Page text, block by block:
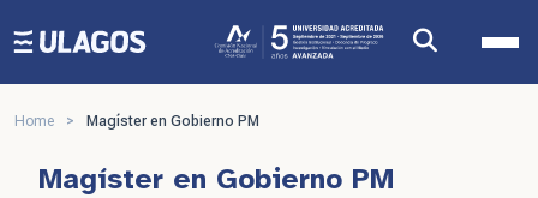
Ulagos Template
Home > Magíster en Gobierno PM
Magíster en Gobierno PM